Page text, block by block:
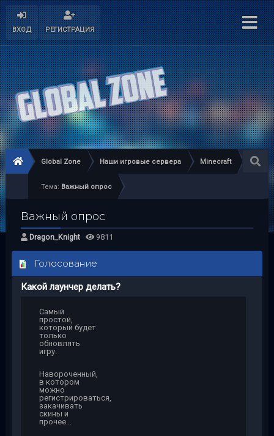
ВХОД РЕГИСТРАЦИЯ
Global Zone Наши игровые сервера Minecraft
Тема: Важный опрос
Важный опрос
Dragon_Knight· 9811
Голосование
Какой лаунчер делать?
Самый
простой,
который будет
только
обновлять
игру.
Навороченный,
в котором
можно
регистрироваться,
закачивать
скины и
прочее...